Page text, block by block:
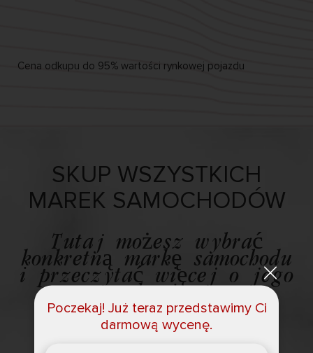
Cena odkupu do 95% wartości rynkowej pojazdu
SKUP WSZYSTKICH
MAREK SAMOCHODÓW
Tutaj możesz wybrać
konkretną markę samochodu
i przeczytać więcej o jego
skupie
Poczekaj! Już teraz przedstawimy Ci
darmową wycenę.